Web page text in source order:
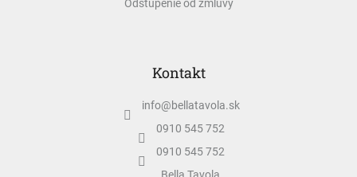
Odstúpenie od zmluvy
Kontakt
info@bellatavola.sk
0910 545 752
0910 545 752